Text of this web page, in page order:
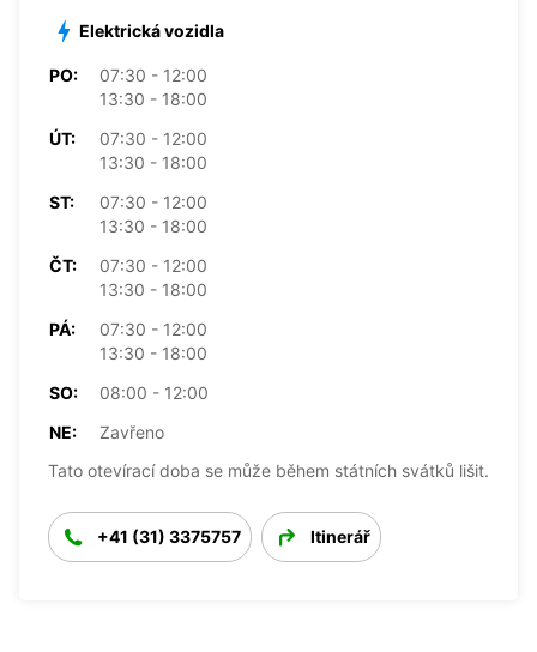
Elektrická vozidla
PO:
07:30 - 12:00
13:30 - 18:00
ÚT:
07:30 - 12:00
13:30 - 18:00
ST:
07:30 - 12:00
13:30 - 18:00
ČT:
07:30 - 12:00
13:30 - 18:00
PÁ:
07:30 - 12:00
13:30 - 18:00
SO:
08:00 - 12:00
NE:
Zavřeno
Tato otevírací doba se může během státních svátků lišit.
+41 (31) 3375757 Itinerář